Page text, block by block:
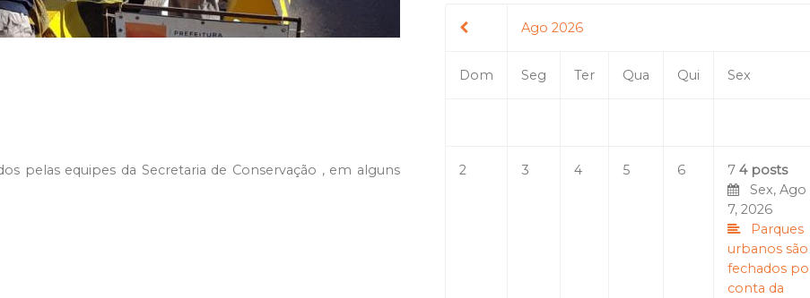
pelas equipes da Secretaria de Conservação , em alguns
Ago 2026
Dom Seg Ter Qua Qui Sex
2 3 4 5 6 7 4 posts
Sex, Ago
7, 2026
Parques
urbanos são
fechados
conta da